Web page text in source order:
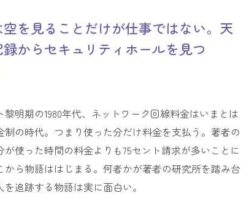
を見ることだけが仕事ではない。天
からセキュリティホールを見つ
黎明期の1980年代、ネットワーク回線料金はいまとは
制の時代。つまり使った分だけ料金を支払う。著者の
が使った時間の料金よりも75セント請求が多いことに
から物語ははじまる。何者かが著者の研究所を踏み台
を追跡する物語は実に面白い。